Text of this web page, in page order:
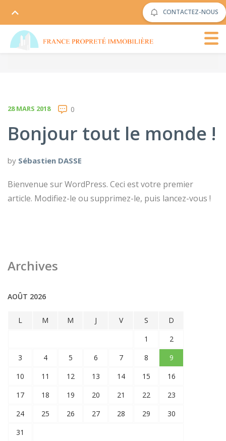
CONTACTEZ-NOUS
28 MARS 2018 0
Bonjour tout le monde !
by Sébastien DASSE
Bienvenue sur WordPress. Ceci est votre premier
article. Modifiez-le ou supprimez-le, puis lancez-vous !
Archives
AOÛT 2026
L M M J V S
D
1
2
3
4 5 6 7 8
9
10
11 12 13 14 15
16
17
18 19 20 21 22
23
24
25 26 27 28 29
30
31